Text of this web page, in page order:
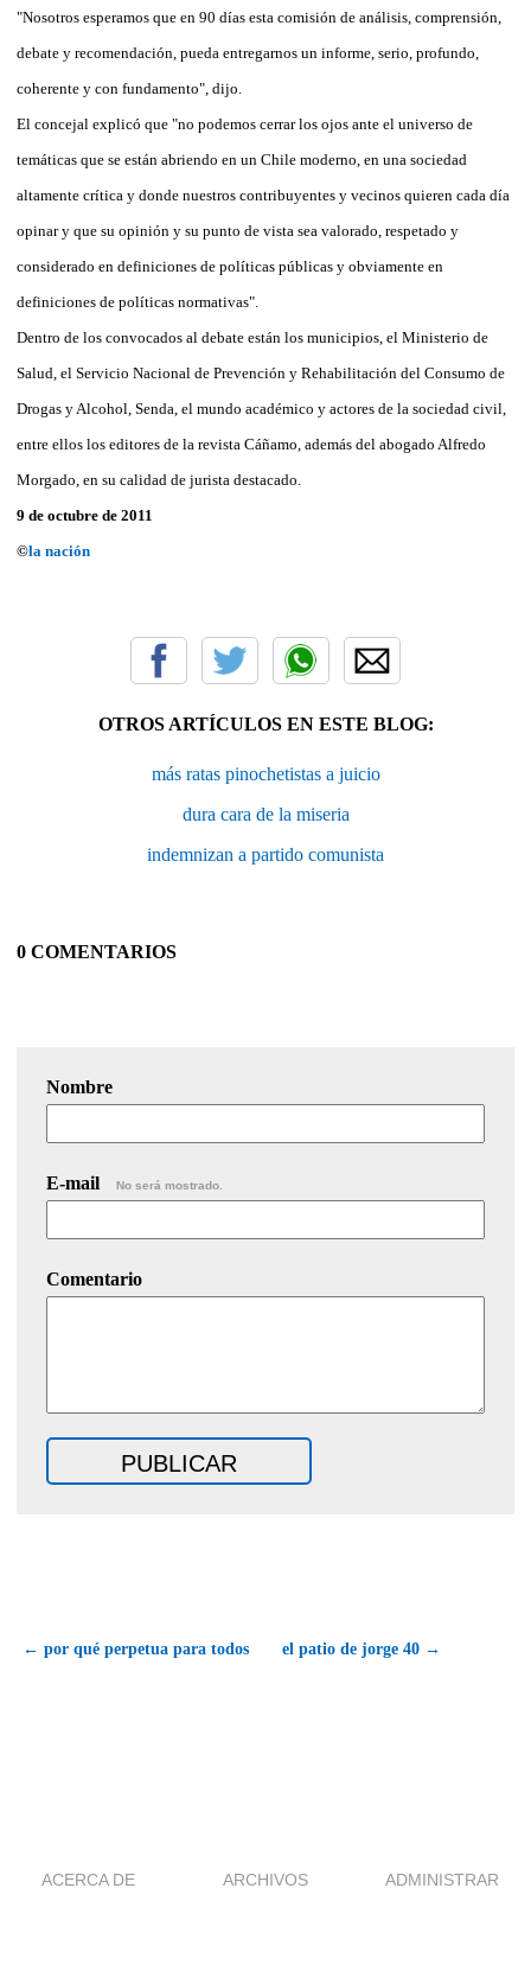
"Nosotros esperamos que en 90 días esta comisión de análisis, comprensión,
debate y recomendación, pueda entregarnos un informe, serio, profundo,
coherente y con fundamento", dijo.
El concejal explicó que "no podemos cerrar los ojos ante el universo de
temáticas que se están abriendo en un Chile moderno, en una sociedad
altamente crítica y donde nuestros contribuyentes y vecinos quieren cada día
opinar y que su opinión y su punto de vista sea valorado, respetado y
considerado en definiciones de políticas públicas y obviamente en
definiciones de políticas normativas".
Dentro de los convocados al debate están los municipios, el Ministerio de
Salud, el Servicio Nacional de Prevención y Rehabilitación del Consumo de
Drogas y Alcohol, Senda, el mundo académico y actores de la sociedad civil,
entre ellos los editores de la revista Cáñamo, además del abogado Alfredo
Morgado, en su calidad de jurista destacado.
9 de octubre de 2011
©la nación
OTROS ARTÍCULOS EN ESTE BLOG:
más ratas pinochetistas a juicio
dura cara de la miseria
indemnizan a partido comunista
0 COMENTARIOS
Nombre
E-mail No será mostrado.
Comentario
← por qué perpetua para todos el patio de jorge 40 →
ACERCA DE ARCHIVOS ADMINISTRAR